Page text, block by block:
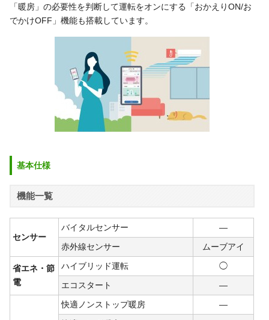
「暖房」の必要性を判断して運転をオンにする「おかえりON/お
でかけOFF」機能も搭載しています。
基本仕様
機能一覧
センサー
バイタルセンサー
―
赤外線センサー
ムーブアイ
省エネ・節
電
ハイブリッド運転
◯
エコスタート
―
快適ノンストップ暖房
―